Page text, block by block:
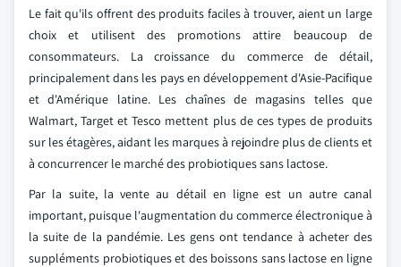
Le fait qu'ils offrent des produits faciles à trouver, aient un large
choix et utilisent des promotions attire beaucoup de
consommateurs. La croissance du commerce de détail,
principalement dans les pays en développement d'Asie-Pacifique
et d'Amérique latine. Les chaînes de magasins telles que
Walmart, Target et Tesco mettent plus de ces types de produits
sur les étagères, aidant les marques à rejoindre plus de clients et
à concurrencer le marché des probiotiques sans lactose.
Par la suite, la vente au détail en ligne est un autre canal
important, puisque l'augmentation du commerce électronique à
la suite de la pandémie. Les gens ont tendance à acheter des
suppléments probiotiques et des boissons sans lactose en ligne